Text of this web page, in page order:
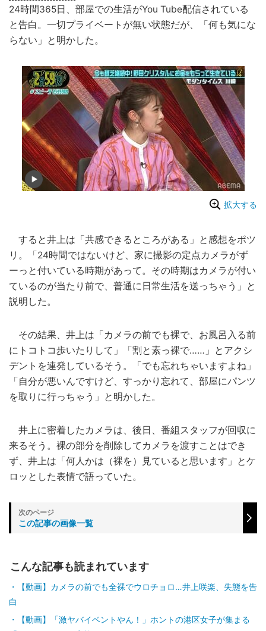
24時間365日、部屋での生活がYou Tube配信されている
と告白。一切プライベートが無い状態だが、「何も気にな
らない」と明かした。
拡大する
すると井上は「共感できるところがある」と感想をポツ
リ。「24時間ではないけど、家に撮影の定点カメラがず
ーっと付いている時期があって。その時期はカメラが付い
ているのが当たり前で、普通に日常生活を送っちゃう」と
説明した。
その結果、井上は「カメラの前でも裸で、お風呂入る前
にトコトコ歩いたりして」「割と素っ裸で……」とアクシ
デントを連発しているそう。「でも忘れちゃいますよね」
「自分が悪いんですけど、すっかり忘れて、部屋にパンツ
を取りに行っちゃう」と明かした。
井上に密着したカメラは、後日、番組スタッフが回収に
来るそう。裸の部分を削除してカメラを渡すことはでき
ず、井上は「何人かは（裸を）見ていると思います」とケ
ロッとした表情で語っていた。
この記事の画像一覧
こんな記事も読まれています
【動画】カメラの前でも全裸でウロチョロ…井上咲楽、失態を告
白
【動画】「激ヤバイベントやん！」ホントの港区女子が集まる